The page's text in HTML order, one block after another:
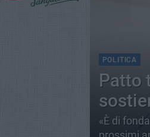
POLITICA
Patto
«È di